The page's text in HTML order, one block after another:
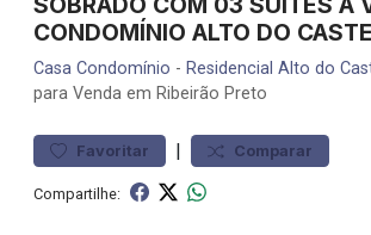
CONDOMÍNIO ALTO DO
Casa Condomínio - Residencial Alto do
para Venda em Ribeirão Preto
Favoritar | Comparar
Compartilhe: